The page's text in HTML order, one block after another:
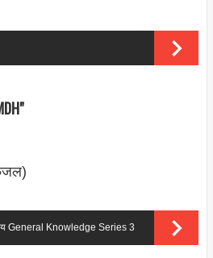
General Knowledge Series 3